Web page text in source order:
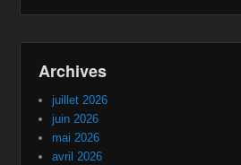
Archives
juillet 2026
juin 2026
mai 2026
avril 2026